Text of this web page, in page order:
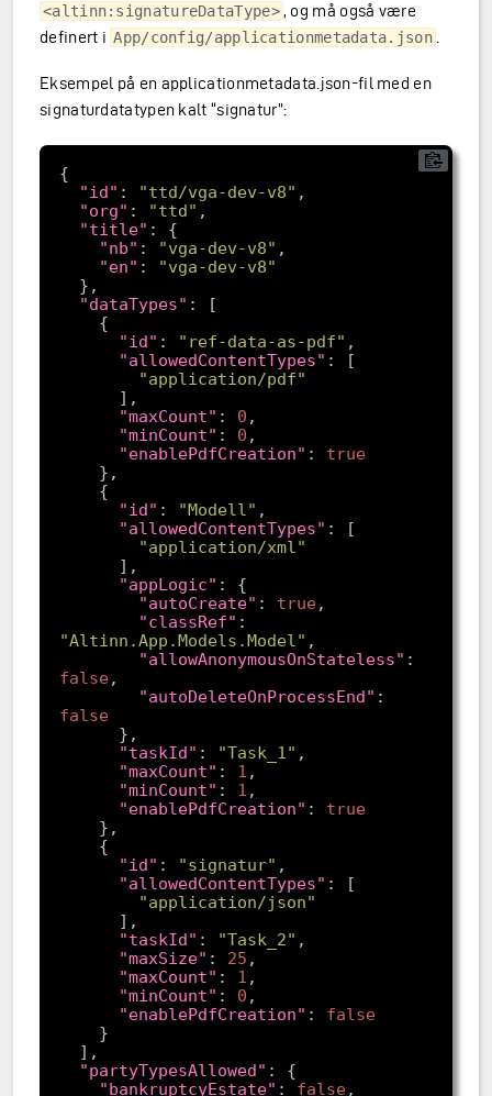
<altinn:signatureDataType>, og må også være
definert i App/config/applicationmetadata.json
Eksempel på en applicationmetadata.json-fil med en
signaturdatatypen kalt “signatur”:
"id" : "ttd/vga-dev-v8"
"org" : "ttd"
"title"
"nb" : "vga-dev-v8"
"en" :
"vga-dev-v8"
"dataTypes"
"id" : "ref-data-as-pdf"
"allowedContentTypes"
"application/pdf"
"maxCount" : 0
"minCount" : 0
"enablePdfCreation" : true
"id" : "Modell"
"allowedContentTypes"
"application/xml"
"appLogic"
"autoCreate" : true
"classRef"
"Altinn.App.Models.Model"
"allowAnonymousOnStateless"
false
"autoDeleteOnProcessEnd"
false
"taskId" : "Task_1"
"maxCount" : 1
"minCount" : 1
"enablePdfCreation" : true
"id" : "signatur"
"allowedContentTypes"
"application/json"
"taskId" : "Task_2"
"maxSize" : 25
"maxCount" : 1
"minCount" : 0
"enablePdfCreation" : false
"partyTypesAllowed"
"bankruptcyEstate" : false